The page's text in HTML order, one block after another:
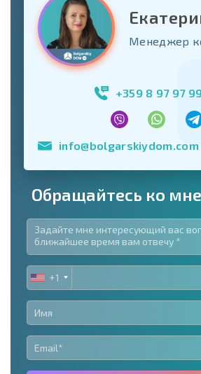
Менеджер
+359 8 97 97
info@bolgarskiydom.com
Обращайтесь ко мне
UNITED
STATES
+1
+1